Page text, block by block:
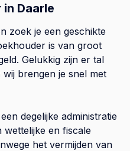
Daarle
zoek je een geschikte
is van groot
Gelukkig zijn er tal
brengen je snel met
degelijke administratie
wettelijke en fiscale
het vermijden van